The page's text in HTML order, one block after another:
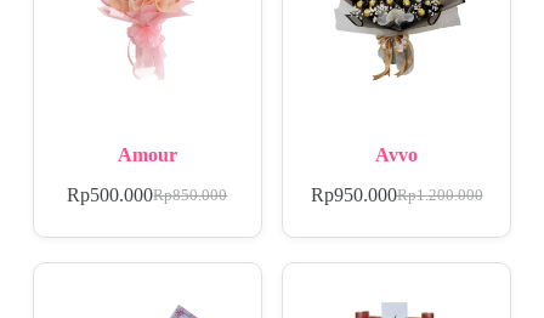
Amour
Rp850.000
Rp500.000
Avvo
Rp1.200.000
Rp950.000